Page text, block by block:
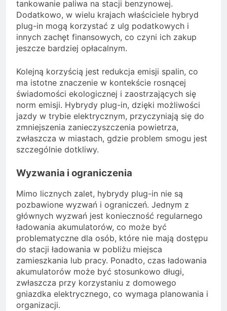
tankowanie paliwa na stacji benzynowej.
Dodatkowo, w wielu krajach właściciele hybryd
plug-in mogą korzystać z ulg podatkowych i
innych zachęt finansowych, co czyni ich zakup
jeszcze bardziej opłacalnym.
Kolejną korzyścią jest redukcja emisji spalin, co
ma istotne znaczenie w kontekście rosnącej
świadomości ekologicznej i zaostrzających się
norm emisji. Hybrydy plug-in, dzięki możliwości
jazdy w trybie elektrycznym, przyczyniają się do
zmniejszenia zanieczyszczenia powietrza,
zwłaszcza w miastach, gdzie problem smogu jest
szczególnie dotkliwy.
Wyzwania i ograniczenia
Mimo licznych zalet, hybrydy plug-in nie są
pozbawione wyzwań i ograniczeń. Jednym z
głównych wyzwań jest konieczność regularnego
ładowania akumulatorów, co może być
problematyczne dla osób, które nie mają dostępu
do stacji ładowania w pobliżu miejsca
zamieszkania lub pracy. Ponadto, czas ładowania
akumulatorów może być stosunkowo długi,
zwłaszcza przy korzystaniu z domowego
gniazdka elektrycznego, co wymaga planowania i
organizacji.